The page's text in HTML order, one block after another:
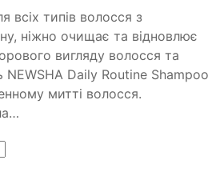
типів волосся з
ніжно очищає та відновлює
вигляду волосся та
Daily Routine Shampoo
митті волосся.